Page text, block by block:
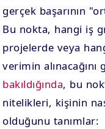
gerçek başarının
Bu nokta, hangi iş
projelerde veya
verimin
bakıldığında, bu
nitelikleri, kişinin
olduğunu tanımlar: